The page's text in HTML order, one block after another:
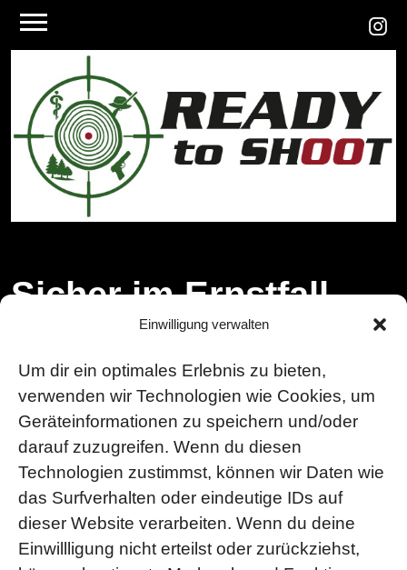
Einwilligung verwalten
Um dir ein optimales Erlebnis zu bieten,
verwenden wir Technologien wie Cookies, um
Geräteinformationen zu speichern und/oder
darauf zuzugreifen. Wenn du diesen
Technologien zustimmst, können wir Daten wie
das Surfverhalten oder eindeutige IDs auf
dieser Website verarbeiten. Wenn du deine
Einwillligung nicht erteilst oder zurückziehst,
Sicher im Ernstfall –
Ready to Shoot steht für professionelle,
praxisnahe und didaktisch fundierte Aus-
und Fortbildung für Jägerinnen, Jäger und
Waffenanwender.